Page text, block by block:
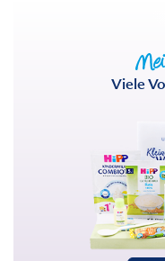
Viele